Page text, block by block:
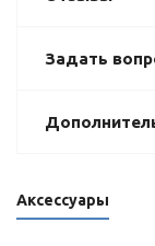
Задать
Аксессуары